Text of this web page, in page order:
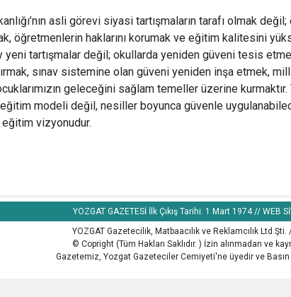
asli görevi siyasi tartışmaların tarafı olmak
öğretmenlerin haklarını korumak ve eğitim kalitesini
yeni tartışmalar değil; okullarda yeniden güveni tesis
sınav sistemine olan güveni yeniden inşa etmek,
geleceğini sağlam temeller üzerine kurmaktır.
modeli değil, nesiller boyunca güvenle
vizyonudur.
YOZGAT GAZETESİ İlk Çıkış Tarihi: 1 Mart 1974 // WEB
YOZGAT Gazetecilik, Matbaacılık ve Reklamcılık
© Copright (Tüm Hakları Saklıdır. ) İzin alınmadan ve
Gazetemiz, Yozgat Gazeteciler Cemiyeti'ne üyedir ve